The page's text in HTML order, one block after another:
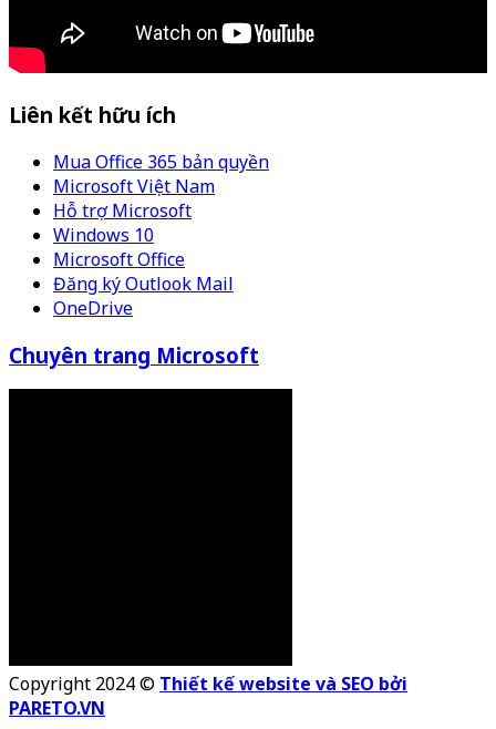
Liên kết hữu ích
Mua Office 365 bản quyền
Microsoft Việt Nam
Hỗ trợ Microsoft
Windows 10
Microsoft Office
Đăng ký Outlook Mail
OneDrive
Chuyên trang Microsoft
Copyright 2024 © Thiết kế website và SEO bởi
PARETO.VN